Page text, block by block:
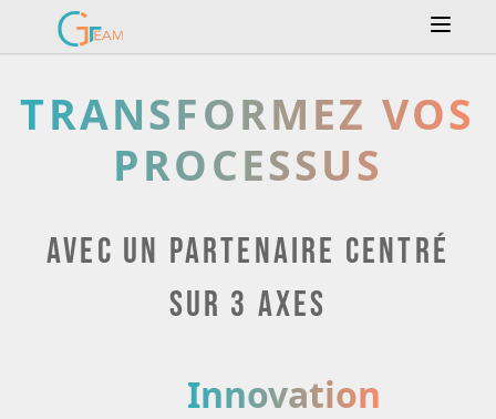
GC Team
TRANSFORMEZ VOS
PROCESSUS
avec un partenaire centré
sur 3 axes
Innovation